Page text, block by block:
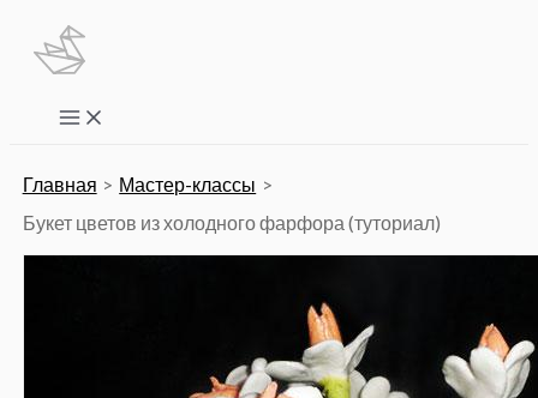
Перейти
содержимому
Main
Menu
Главная
Мастер-классы
Букет цветов из холодного фарфора (туториал)